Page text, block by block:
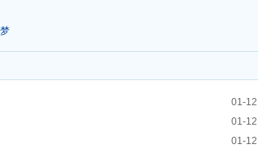
01-12
01-12
01-12